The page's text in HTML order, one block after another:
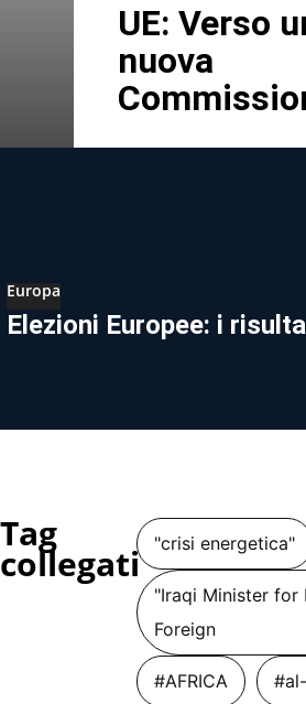
UE: Verso
nuova
Europa
Elezioni Europee: i
Tag
collegati "crisi energetica"
"Iraqi Minister for
Foreign
#AFRICA